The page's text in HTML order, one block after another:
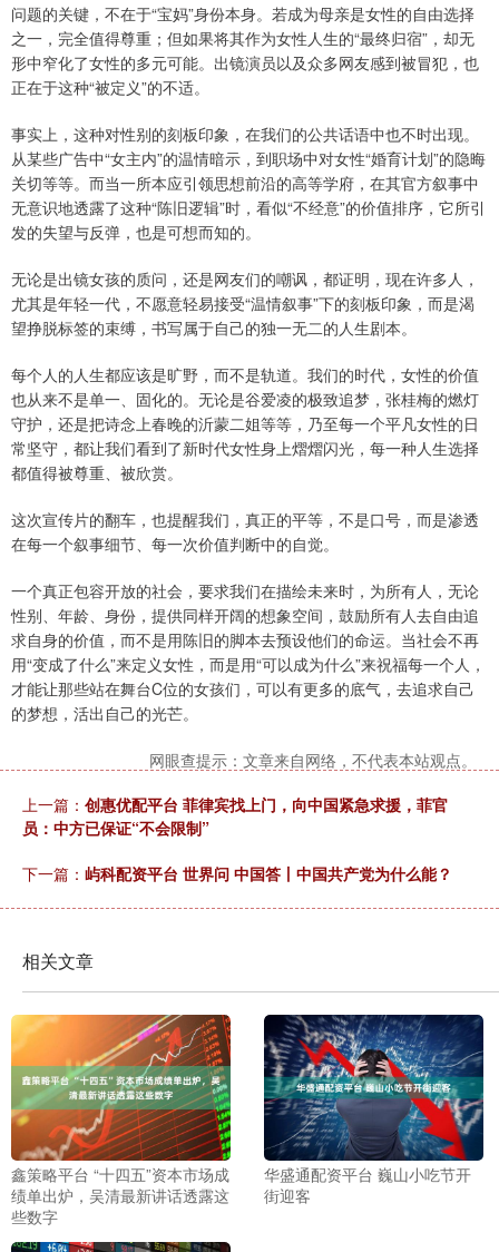
问题的关键，不在于“宝妈”身份本身。若成为母亲是女性的自由选择
之一，完全值得尊重；但如果将其作为女性人生的“最终归宿”，却无
形中窄化了女性的多元可能。出镜演员以及众多网友感到被冒犯，也
正在于这种“被定义”的不适。
事实上，这种对性别的刻板印象，在我们的公共话语中也不时出现。
从某些广告中“女主内”的温情暗示，到职场中对女性“婚育计划”的隐晦
关切等等。而当一所本应引领思想前沿的高等学府，在其官方叙事中
无意识地透露了这种“陈旧逻辑”时，看似“不经意”的价值排序，它所引
发的失望与反弹，也是可想而知的。
无论是出镜女孩的质问，还是网友们的嘲讽，都证明，现在许多人，
尤其是年轻一代，不愿意轻易接受“温情叙事”下的刻板印象，而是渴
望挣脱标签的束缚，书写属于自己的独一无二的人生剧本。
每个人的人生都应该是旷野，而不是轨道。我们的时代，女性的价值
也从来不是单一、固化的。无论是谷爱凌的极致追梦，张桂梅的燃灯
守护，还是把诗念上春晚的沂蒙二姐等等，乃至每一个平凡女性的日
常坚守，都让我们看到了新时代女性身上熠熠闪光，每一种人生选择
都值得被尊重、被欣赏。
这次宣传片的翻车，也提醒我们，真正的平等，不是口号，而是渗透
在每一个叙事细节、每一次价值判断中的自觉。
一个真正包容开放的社会，要求我们在描绘未来时，为所有人，无论
性别、年龄、身份，提供同样开阔的想象空间，鼓励所有人去自由追
求自身的价值，而不是用陈旧的脚本去预设他们的命运。当社会不再
用“变成了什么”来定义女性，而是用“可以成为什么”来祝福每一个人，
才能让那些站在舞台C位的女孩们，可以有更多的底气，去追求自己
的梦想，活出自己的光芒。
网眼查提示：文章来自网络，不代表本站观点。
上一篇： 创惠优配平台 菲律宾找上门，向中国紧急求援，菲官
员：中方已保证“不会限制”
下一篇： 屿科配资平台 世界问 中国答丨中国共产党为什么能？
相关文章
鑫策略平台 “十四五”资本市场成
绩单出炉，吴清最新讲话透露这
些数字
华盛通配资平台 巍山小吃节开
街迎客